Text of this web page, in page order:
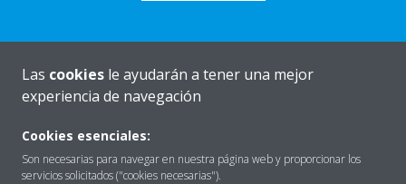
Quiénes somos
Destacados
Las cookies le ayudarán a tener una mejor
experiencia de navegación
Cookies esenciales:
Son necesarias para navegar en nuestra página web y proporcionar los
servicios solicitados ("cookies necesarias").